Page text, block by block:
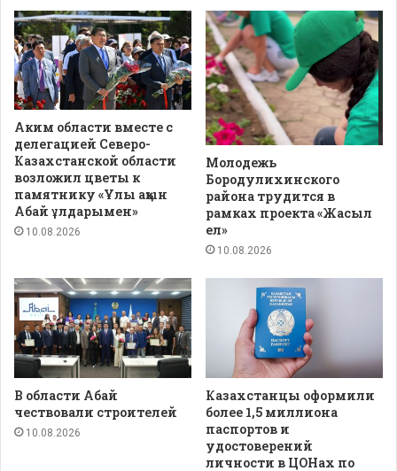
Аким области вместе с
делегацией Северо-
Казахстанской области
возложил цветы к
памятнику «Ұлы ақын
Абай ұлдарымен»
10.08.2026
Молодежь
Бородулихинского
района трудится в
рамках проекта «Жасыл
ел»
10.08.2026
В области Абай
чествовали строителей
10.08.2026
Казахстанцы оформили
более 1,5 миллиона
паспортов и
удостоверений
личности в ЦОНах по